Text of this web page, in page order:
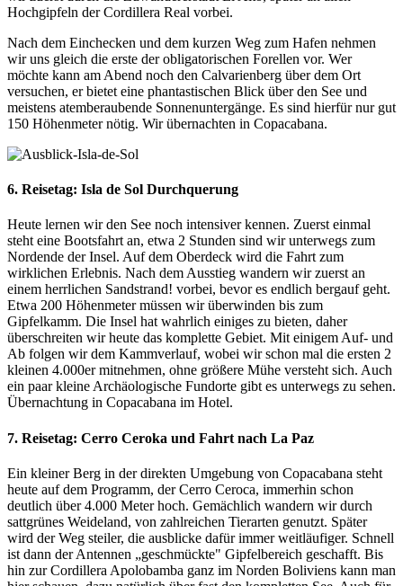
Hochgipfeln der Cordillera Real vorbei.
Nach dem Einchecken und dem kurzen Weg zum Hafen nehmen
wir uns gleich die erste der obligatorischen Forellen vor. Wer
möchte kann am Abend noch den Calvarienberg über dem Ort
versuchen, er bietet eine phantastischen Blick über den See und
meistens atemberaubende Sonnenuntergänge. Es sind hierfür nur gut
150 Höhenmeter nötig. Wir übernachten in Copacabana.
6. Reisetag: Isla de Sol Durchquerung
Heute lernen wir den See noch intensiver kennen. Zuerst einmal
steht eine Bootsfahrt an, etwa 2 Stunden sind wir unterwegs zum
Nordende der Insel. Auf dem Oberdeck wird die Fahrt zum
wirklichen Erlebnis. Nach dem Ausstieg wandern wir zuerst an
einem herrlichen Sandstrand! vorbei, bevor es endlich bergauf geht.
Etwa 200 Höhenmeter müssen wir überwinden bis zum
Gipfelkamm. Die Insel hat wahrlich einiges zu bieten, daher
überschreiten wir heute das komplette Gebiet. Mit einigem Auf- und
Ab folgen wir dem Kammverlauf, wobei wir schon mal die ersten 2
kleinen 4.000er mitnehmen, ohne größere Mühe versteht sich. Auch
ein paar kleine Archäologische Fundorte gibt es unterwegs zu sehen.
Übernachtung in Copacabana im Hotel.
7. Reisetag: Cerro Ceroka und Fahrt nach La Paz
Ein kleiner Berg in der direkten Umgebung von Copacabana steht
heute auf dem Programm, der Cerro Ceroca, immerhin schon
deutlich über 4.000 Meter hoch. Gemächlich wandern wir durch
sattgrünes Weideland, von zahlreichen Tierarten genutzt. Später
wird der Weg steiler, die ausblicke dafür immer weitläufiger. Schnell
ist dann der Antennen „geschmückte" Gipfelbereich geschafft. Bis
hin zur Cordillera Apolobamba ganz im Norden Boliviens kann man